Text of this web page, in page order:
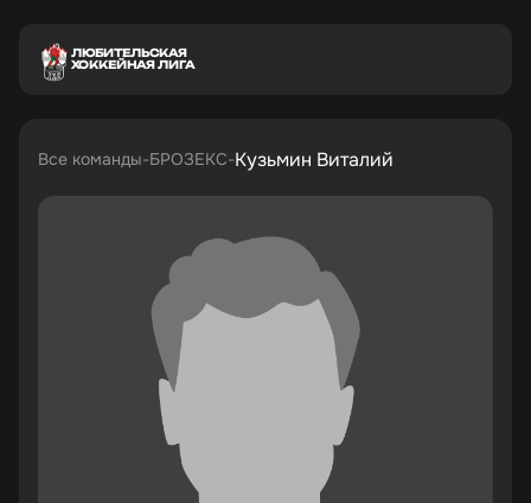
ЛЮБИТЕЛЬСКАЯ
ХОККЕЙНАЯ ЛИГА
Все команды БРОЗЕКС Кузьмин Виталий